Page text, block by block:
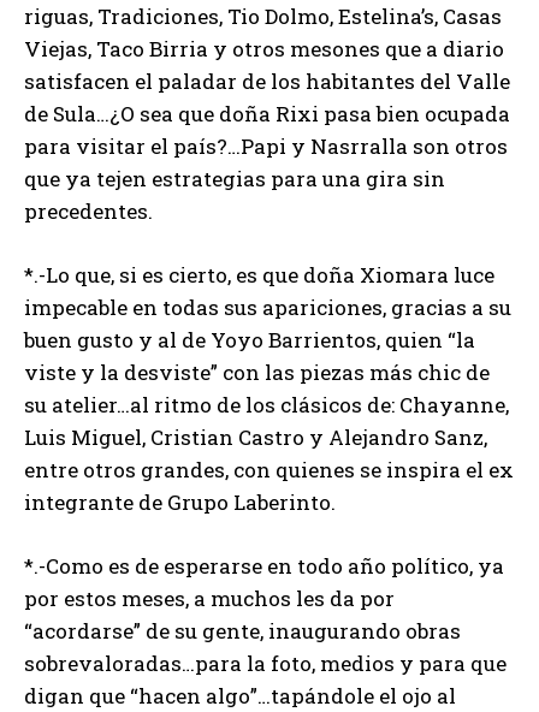
riguas, Tradiciones, Tio Dolmo, Estelina’s, Casas
Viejas, Taco Birria y otros mesones que a diario
satisfacen el paladar de los habitantes del Valle
de Sula…¿O sea que doña Rixi pasa bien ocupada
para visitar el país?…Papi y Nasrralla son otros
que ya tejen estrategias para una gira sin
precedentes.
*.-Lo que, si es cierto, es que doña Xiomara luce
impecable en todas sus apariciones, gracias a su
buen gusto y al de Yoyo Barrientos, quien “la
viste y la desviste” con las piezas más chic de
su atelier…al ritmo de los clásicos de: Chayanne,
Luis Miguel, Cristian Castro y Alejandro Sanz,
entre otros grandes, con quienes se inspira el ex
integrante de Grupo Laberinto.
*.-Como es de esperarse en todo año político, ya
por estos meses, a muchos les da por
“acordarse” de su gente, inaugurando obras
sobrevaloradas…para la foto, medios y para que
digan que “hacen algo”…tapándole el ojo al